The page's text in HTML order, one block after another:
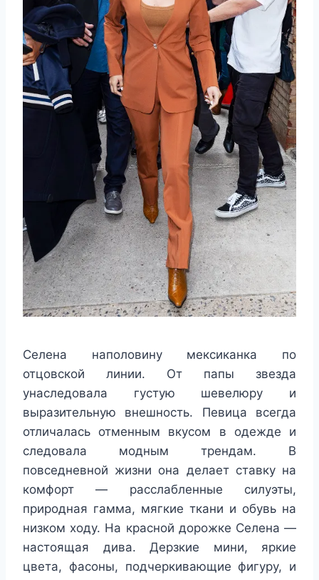
Селена наполовину мексиканка по
отцовской линии. От папы звезда
унаследовала густую шевелюру и
выразительную внешность. Певица всегда
отличалась отменным вкусом в одежде и
следовала модным трендам. В
повседневной жизни она делает ставку на
комфорт — расслабленные силуэты,
природная гамма, мягкие ткани и обувь на
низком ходу. На красной дорожке Селена —
настоящая дива. Дерзкие мини, яркие
цвета, фасоны, подчеркивающие фигуру, и